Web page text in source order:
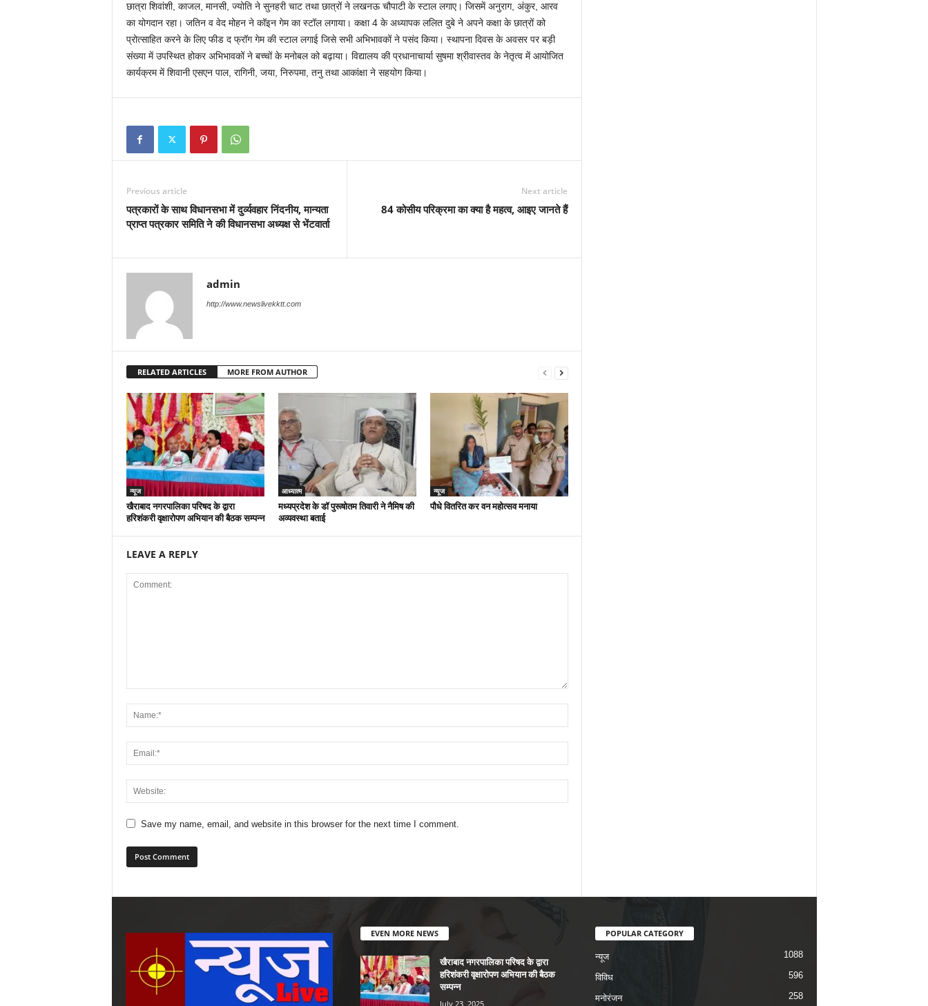
छात्रा शिवांशी, काजल, मानसी, ज्योति ने सुनहरी चाट तथा छात्रों ने लखनऊ चौपाटी के स्टाल लगाए। जिसमें अनुराग, अंकुर, आरव
का योगदान रहा। जतिन व वेद मोहन ने कॉइन गेम का स्टॉल लगाया। कक्षा 4 के अध्यापक ललित दुबे ने अपने कक्षा के छात्रों को
प्रोत्साहित करने के लिए फीड द फ्रॉग गेम की स्टाल लगाई जिसे सभी अभिभावकों ने पसंद किया। स्थापना दिवस के अवसर पर बड़ी
संख्या में उपस्थित होकर अभिभावकों ने बच्चों के मनोबल को बढ़ाया। विद्यालय की प्रधानाचार्या सुषमा श्रीवास्तव के नेतृत्व में आयोजित
कार्यक्रम में शिवानी एसएन पाल, रागिनी, जया, निरुपमा, तनु तथा आकांक्षा ने सहयोग किया।
Previous article
पत्रकारों के साथ विधानसभा में दुर्व्यवहार निंदनीय, मान्यता
प्राप्त पत्रकार समिति ने की विधानसभा अध्यक्ष से भेंटवार्ता
Next article
84 कोसीय परिक्रमा का क्या है महत्व, आइए जानते हैं
admin
http://www.newslivekktt.com
RELATED ARTICLES MORE FROM AUTHOR
न्यूज
खैराबाद नगरपालिका परिषद के द्वारा
हरिशंकरी वृक्षारोपण अभियान की बैठक सम्पन्न
आध्यात्म
मध्यप्रदेश के डॉ पुरूषोतम तिवारी ने नैमिष की
अव्यवस्था बताई
न्यूज
पौधे वितरित कर वन महोत्सव मनाया
LEAVE A REPLY
Save my name, email, and website in this browser for the next time I comment.
EVEN MORE NEWS
खैराबाद नगरपालिका परिषद के द्वारा
हरिशंकरी वृक्षारोपण अभियान की बैठक
सम्पन्न
July 23, 2025
POPULAR CATEGORY
न्यूज 1088
विविध 596
मनोरंजन 258